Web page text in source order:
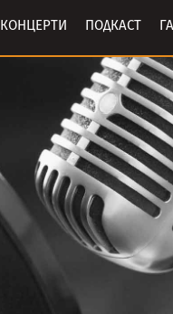
КОНЦЕРТИ ПОДКАСТ